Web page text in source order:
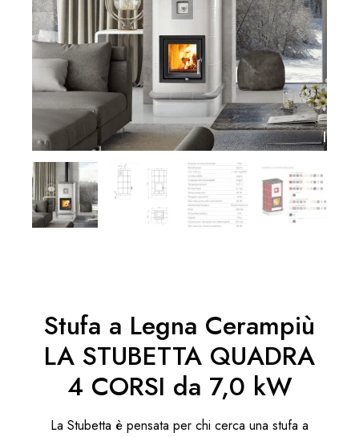
Stufa a Legna Cerampiù
LA STUBETTA QUADRA
4 CORSI da 7,0 kW
La Stubetta è pensata per chi cerca una stufa a